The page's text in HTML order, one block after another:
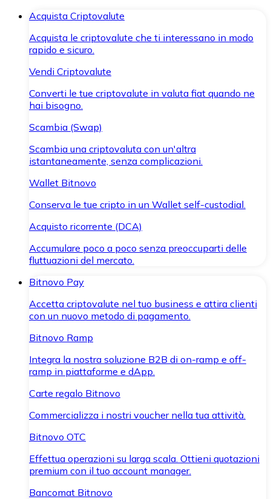
Acquista Criptovalute
Acquista le criptovalute che ti interessano in modo
rapido e sicuro.
Vendi Criptovalute
Converti le tue criptovalute in valuta fiat quando ne
hai bisogno.
Scambia (Swap)
Scambia una criptovaluta con un'altra
istantaneamente, senza complicazioni.
Wallet Bitnovo
Conserva le tue cripto in un Wallet self-custodial.
Acquisto ricorrente (DCA)
Accumulare poco a poco senza preoccuparti delle
fluttuazioni del mercato.
Bitnovo Pay
Accetta criptovalute nel tuo business e attira clienti
con un nuovo metodo di pagamento.
Bitnovo Ramp
Integra la nostra soluzione B2B di on-ramp e off-
ramp in piattaforme e dApp.
Carte regalo Bitnovo
Commercializza i nostri voucher nella tua attività.
Bitnovo OTC
Effettua operazioni su larga scala. Ottieni quotazioni
premium con il tuo account manager.
Bancomat Bitnovo